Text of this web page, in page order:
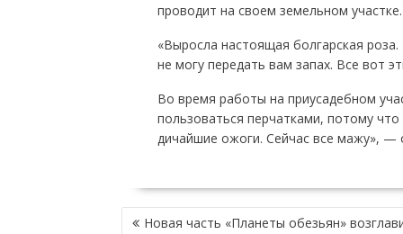
проводит на своем земельном
«Выросла настоящая болгарская
не могу передать вам запах. Все вот
Во время работы на приусадебном
пользоваться перчатками, потому
дичайшие ожоги. Сейчас все мажу», —
НАВИГАЦИЯ
Новая часть «Планеты обезьян»